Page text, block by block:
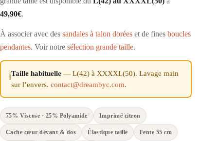
49,90€.
À associer avec des sandales à talon dorées et de fines boucles
pendantes. Voir notre sélection grande taille.
ℹ️Taille habituelle— L(42) à XXXXL(50). Lavage main
sur l’envers. contact@dreambyc.com.
75% Viscose · 25% Polyamide Imprimé citron
Cache cœur devant & dos Élastique taille Fente 55 cm